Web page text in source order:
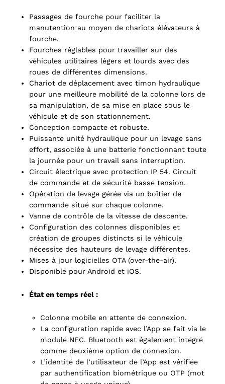
Passages de fourche pour faciliter la
manutention au moyen de chariots élévateurs à
fourche.
Fourches réglables pour travailler sur des
véhicules utilitaires légers et lourds avec des
roues de différentes dimensions.
Chariot de déplacement avec timon hydraulique
pour une meilleure mobilité de la colonne lors de
sa manipulation, de sa mise en place sous le
véhicule et de son stationnement.
Conception compacte et robuste.
Puissante unité hydraulique pour un levage sans
effort, associée à une batterie fonctionnant toute
la journée pour un travail sans interruption.
Circuit électrique avec protection IP 54. Circuit
de commande et de sécurité basse tension.
Opération de levage gérée via un boîtier de
commande situé sur chaque colonne.
Vanne de contrôle de la vitesse de descente.
Configuration des colonnes disponibles et
création de groupes distincts si le véhicule
nécessite des hauteurs de levage différentes.
Mises à jour logicielles OTA (over-the-air).
Disponible pour Android et iOS.
État en temps réel :
Colonne mobile en attente de connexion.
La configuration rapide avec l’App se fait via le
module NFC. Bluetooth est également intégré
comme deuxième option de connexion.
L’identité de l’utilisateur de l’App est vérifiée
par authentification biométrique ou OTP (mot